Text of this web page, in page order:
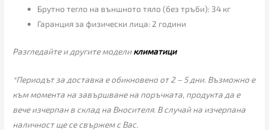
Брутно тегло на външното тяло (без тръби): 34 кг
Гаранция за физически лица: 2 години
Разгледайте и другите моделиклиматици
*Периодът за доставка е обикновено от 2 – 5 дни. Възможно е
към момента на завършване на поръчката, продукта да е
вече изчерпан в склад на Вносителя. В случай на изчерпана
наличност ще се свържем с Вас.